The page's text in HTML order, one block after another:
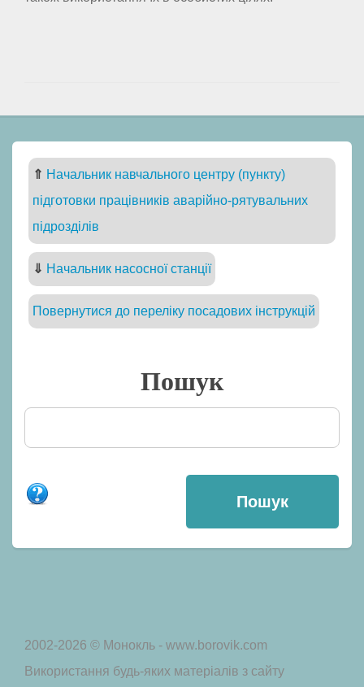
⇑ Начальник навчального центру (пункту)
підготовки працівників аварійно-рятувальних
підрозділів
⇓ Начальник насосної станції
Повернутися до переліку посадових інструкцій
Пошук
2002-2026 © Монокль - www.borovik.com
Використання будь-яких матеріалів з сайту